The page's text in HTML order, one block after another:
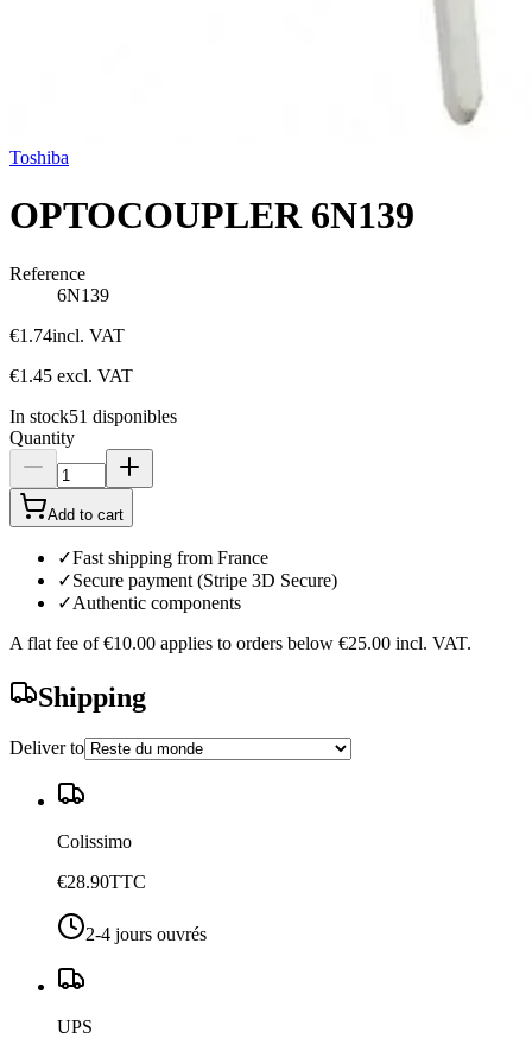
Toshiba
OPTOCOUPLER 6N139
Reference
6N139
€1.74incl. VAT
€1.45 excl. VAT
In stock51 disponibles
Quantity
Add to cart
✓Fast shipping from France
✓Secure payment (Stripe 3D Secure)
✓Authentic components
A flat fee of €10.00 applies to orders below €25.00 incl. VAT.
Shipping
Deliver to
Colissimo
€28.90TTC
2-4 jours ouvrés
UPS